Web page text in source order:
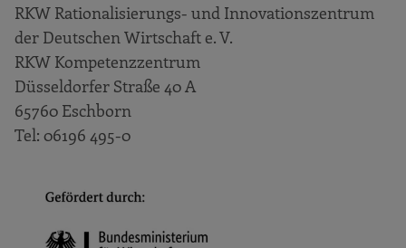
RKW Rationalisierungs- und Innovationszentrum
der Deutschen Wirtschaft e. V.
RKW Kompetenzzentrum
Düsseldorfer Straße 40 A
65760 Eschborn
Tel: 06196 495-0